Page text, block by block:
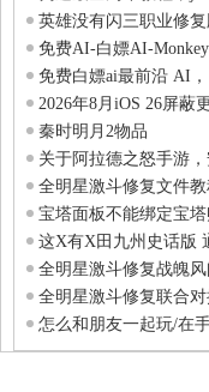
英雄没有闪三职业修
免费AI-白嫖AI-
免费白嫖ai最前沿 AI
2026年8月iOS 26屏蔽
秦时明月2物品
关于阿拉德之怒手游，
全明星激斗修复文件
宝塔面板不能绑定宝
这X有X田九州史话版
全明星激斗修复战魄
全明星激斗修复联合
怎么和朋友一起玩/在